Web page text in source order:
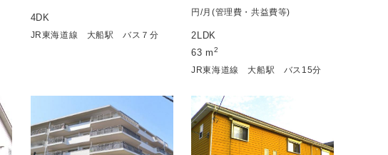
4DK
JR東海道線 大船駅 バス７分
円/月(管理費・共益費等)
2LDK
63 m2
JR東海道線 大船駅 バス15分